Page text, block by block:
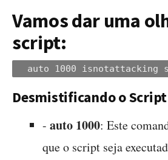
Vamos dar uma
script:
auto 1000 isnotattacking
Desmistificando o Script
- auto 1000: Este
que o script seja